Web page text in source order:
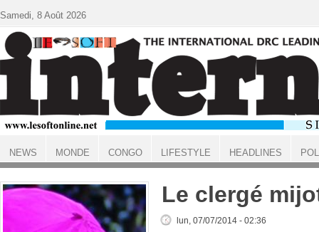
ACCUEIL
Le clergé
lun, 07/07/2014 - 02:36
Samedi, 8 Août 2026
NEWS MONDE CONGO LIFESTYLE HEADLINES